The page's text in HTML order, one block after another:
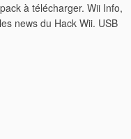
à télécharger. Wii Info,
news du Hack Wii. USB